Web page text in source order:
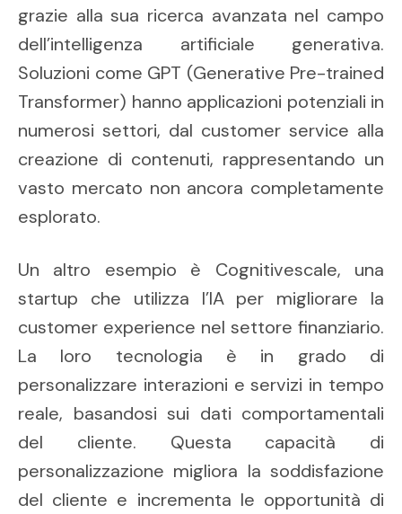
grazie alla sua ricerca avanzata nel campo
dell’intelligenza artificiale generativa.
Soluzioni come GPT (Generative Pre-trained
Transformer) hanno applicazioni potenziali in
numerosi settori, dal customer service alla
creazione di contenuti, rappresentando un
vasto mercato non ancora completamente
esplorato.
Un altro esempio è Cognitivescale, una
startup che utilizza l’IA per migliorare la
customer experience nel settore finanziario.
La loro tecnologia è in grado di
personalizzare interazioni e servizi in tempo
reale, basandosi sui dati comportamentali
del cliente. Questa capacità di
personalizzazione migliora la soddisfazione
del cliente e incrementa le opportunità di